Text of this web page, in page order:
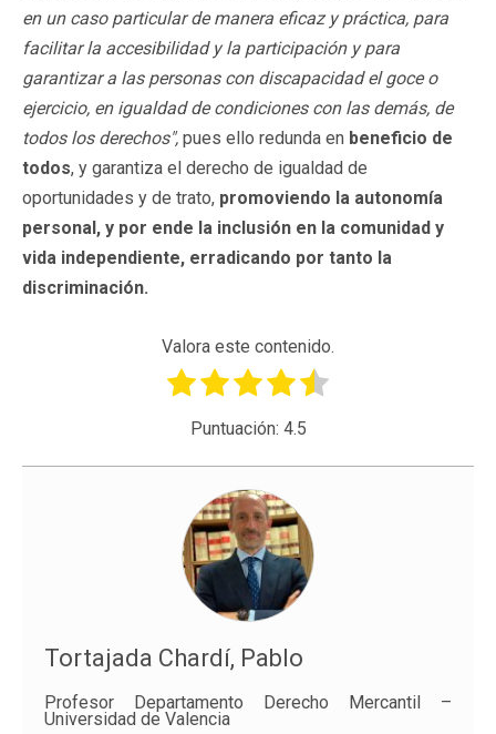
en un caso particular de manera eficaz y práctica, para
facilitar la accesibilidad y la participación y para
garantizar a las personas con discapacidad el goce o
ejercicio, en igualdad de condiciones con las demás, de
todos los derechos", pues ello redunda en beneficio de
todos, y garantiza el derecho de igualdad de
oportunidades y de trato, promoviendo la autonomía
personal, y por ende la inclusión en la comunidad y
vida independiente, erradicando por tanto la
discriminación.
Valora este contenido.
Puntuación: 4.5
Tortajada Chardí, Pablo
Profesor Departamento Derecho Mercantil –
Universidad de Valencia